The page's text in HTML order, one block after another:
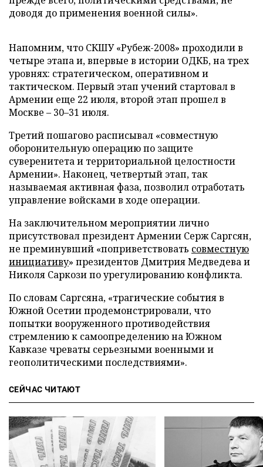
доводя до применения военной силы».
Напомним, что СКШУ «Рубеж-2008» проходили в
четыре этапа и, впервые в истории ОДКБ, на трех
уровнях: стратегическом, оперативном и
тактическом. Первый этап учений стартовал в
Армении еще 22 июля, второй этап прошел в
Москве – 30–31 июля.
Третий пошагово расписывал «совместную
оборонительную операцию по защите
суверенитета и территориальной целостности
Армении». Наконец, четвертый этап, так
называемая активная фаза, позволил отработать
управление войсками в ходе операции.
На заключительном мероприятии лично
присутствовал президент Армении Серж Саргсян,
не преминувший «поприветствовать совместную
инициативу» президентов Дмитрия Медведева и
Николя Саркози по урегулированию конфликта.
По словам Саргсяна, «трагические события в
Южной Осетии продемонстрировали, что
попытки вооруженного противодействия
стремлению к самоопределению на Южном
Кавказе чреваты серьезными военными и
геополитическими последствиями».
СЕЙЧАС ЧИТАЮТ